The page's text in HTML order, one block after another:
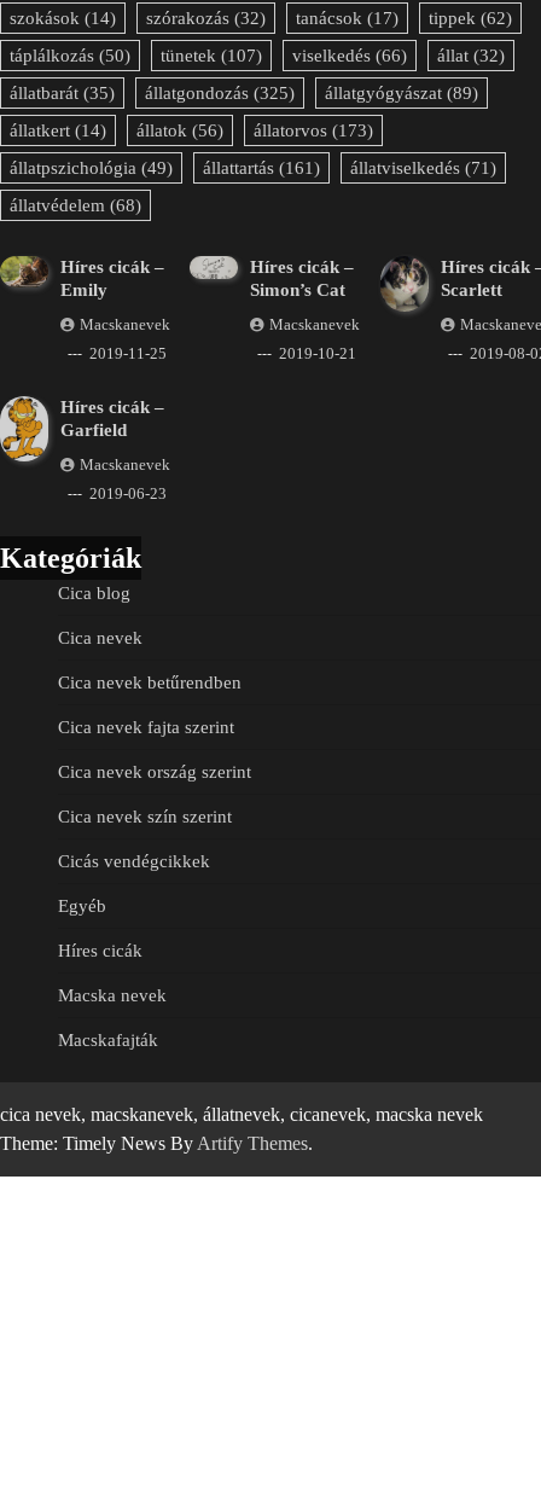
szokások (14) szórakozás (32) tanácsok (17) tippek (62)
táplálkozás (50) tünetek (107) viselkedés (66) állat (32)
állatbarát (35) állatgondozás (325) állatgyógyászat (89)
állatkert (14) állatok (56) állatorvos (173)
állatpszichológia (49) állattartás (161) állatviselkedés (71)
állatvédelem (68)
Híres cicák –
Emily
Macskanevek
2019-11-25
Híres cicák –
Simon’s Cat
Macskanevek
2019-10-21
Híres cicák
Scarlett
2019-08-
Híres cicák –
Garfield
Macskanevek
2019-06-23
Kategóriák
Cica blog
Cica nevek
Cica nevek betűrendben
Cica nevek fajta szerint
Cica nevek ország szerint
Cica nevek szín szerint
Cicás vendégcikkek
Egyéb
Híres cicák
Macska nevek
Macskafajták
cica nevek, macskanevek, állatnevek, cicanevek, macska nevek
Theme: Timely News By Artify Themes.